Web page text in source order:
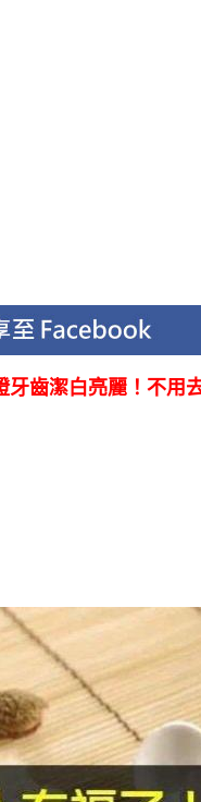
齒潔白亮麗！不用